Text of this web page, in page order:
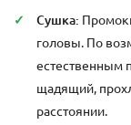
Сушка:
головы. По
естественным
щадящий,
расстоянии.